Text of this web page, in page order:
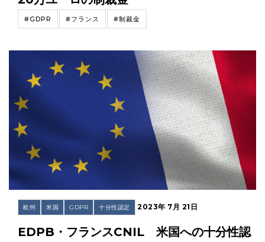
#GDPR #フランス #制裁金
欧州 米国 GDPR 十分性認定 2023年 7月 21日
EDPB・フランスCNIL 米国への十分性認